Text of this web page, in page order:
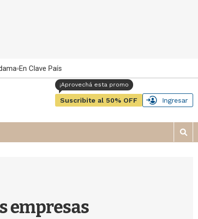
En Clave País
Suscribite al 50% OFF Ingresar
M
o
empresas